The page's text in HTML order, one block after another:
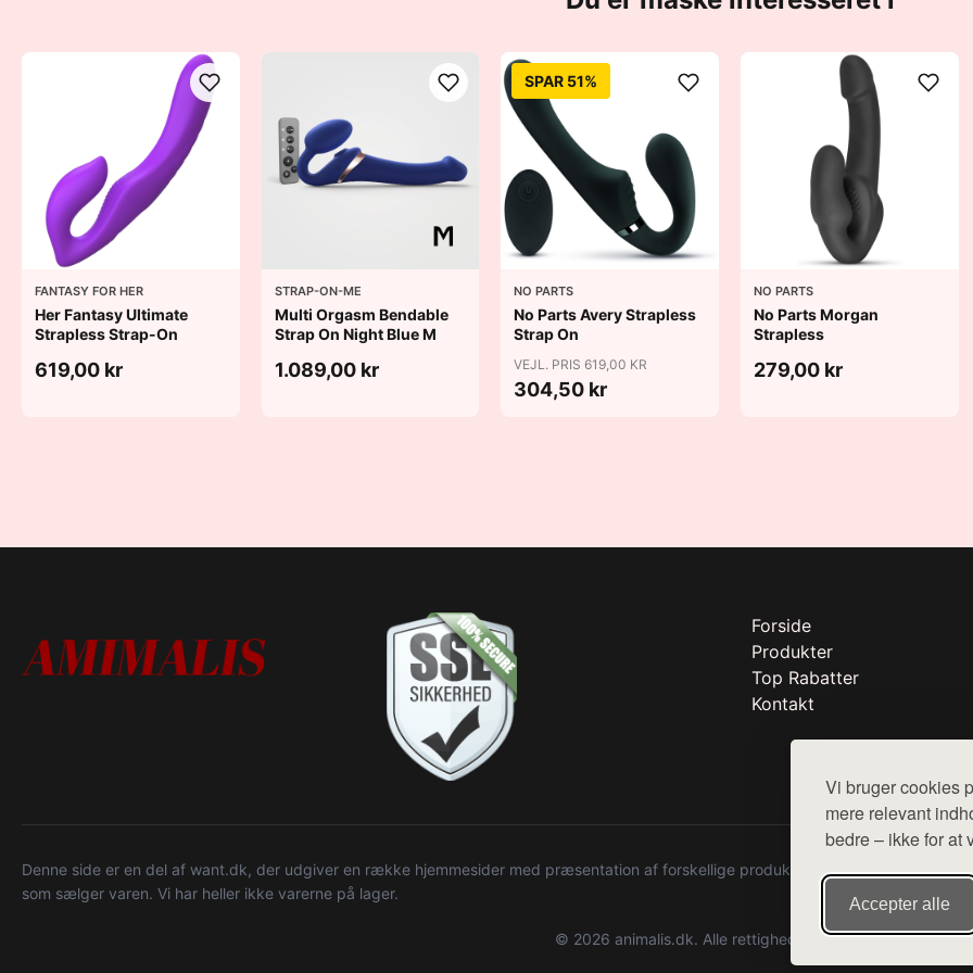
Vi bruger cookies
mere relevant
bedre – ikke for
Accepter alle
FANTASY FOR HER
Her Fantasy Ultimate
Strapless Strap-On
619,00 kr
STRAP-ON-ME
Multi Orgasm Bendable
Strap On Night Blue M
1.089,00 kr
SPAR 51%
NO PARTS
No Parts Avery Strapless
Strap On
VEJL. PRIS 619,00 KR
304,50 kr
NO PARTS
No Parts Morgan
Strapless
279,00 kr
Forside
Produkter
Top Rabatter
Kontakt
Denne side er en del af want.dk, der udgiver en række hjemmesider med præsentation af forskellige produkter fra diverse
som sælger varen. Vi har heller ikke varerne på lager.
© 2026 animalis.dk. Alle rettigheder forbeholdes.